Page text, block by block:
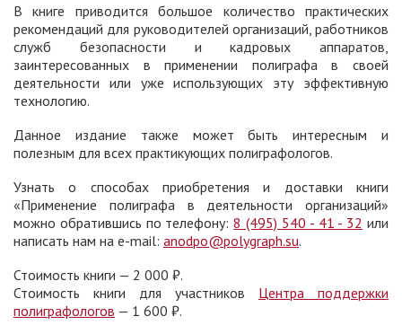
В книге приводится большое количество практических
рекомендаций для руководителей организаций, работников
служб безопасности и кадровых аппаратов,
заинтересованных в применении полиграфа в своей
деятельности или уже использующих эту эффективную
технологию.
Данное издание также может быть интересным и
полезным для всех практикующих полиграфологов.
Узнать о способах приобретения и доставки книги
«Применение полиграфа в деятельности организаций»
можно обратившись по телефону:8 (495) 540 - 41 - 32 или
написать нам на e-mail: anodpo@polygraph.su.
Стоимость книги — 2 000 ₽.
Стоимость книги для участников Центра поддержки
полиграфологов — 1 600 ₽.